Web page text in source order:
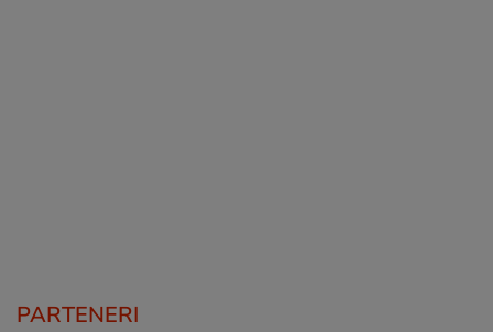
PARTENERI